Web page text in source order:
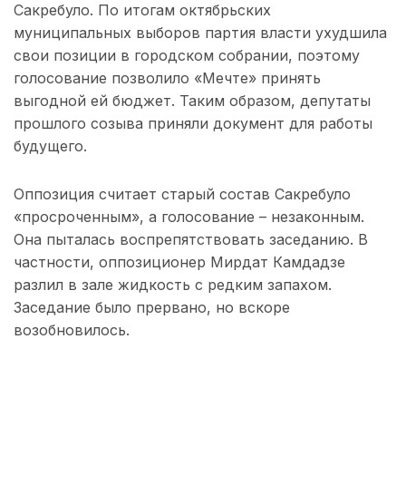
Сакребуло. По итогам октябрьских
муниципальных выборов партия власти ухудшила
свои позиции в городском собрании, поэтому
голосование позволило «Мечте» принять
выгодной ей бюджет. Таким образом, депутаты
прошлого созыва приняли документ для работы
будущего.
Оппозиция считает старый состав Сакребуло
«просроченным», а голосование – незаконным.
Она пыталась воспрепятствовать заседанию. В
частности, оппозиционер Мирдат Камдадзе
разлил в зале жидкость с редким запахом.
Заседание было прервано, но вскоре
возобновилось.